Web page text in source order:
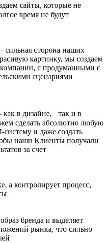
сайты, которые не
время не будут
сильная сторона наших
картинку, мы создаем
с продуманными с
сценариями
в дизайне, так и в
сделать абсолютно любую
и даже создать
наши Клиенты получали
за счет
а контролирует процесс,
бренда и выделяет
рынка, что сильно